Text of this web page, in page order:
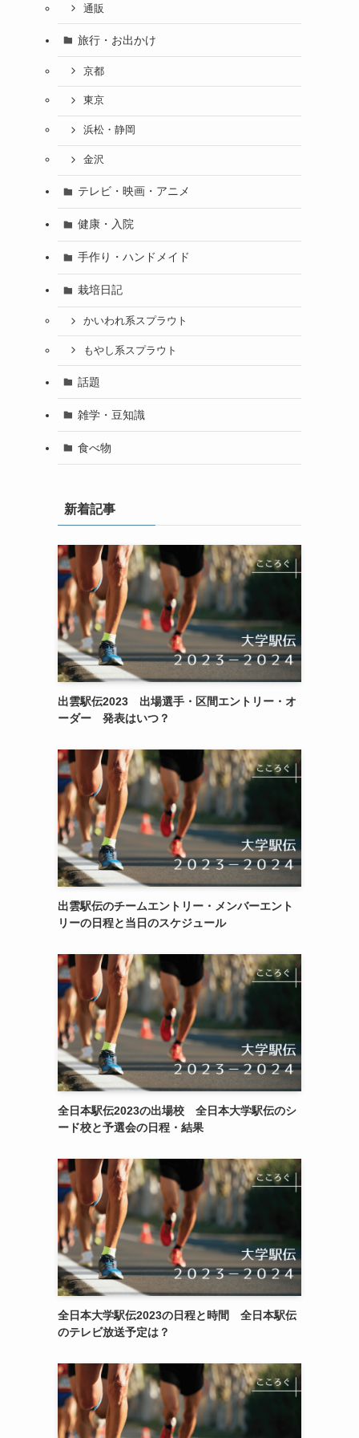
通販
旅行・お出かけ
京都
東京
浜松・静岡
金沢
テレビ・映画・アニメ
健康・入院
手作り・ハンドメイド
栽培日記
かいわれ系スプラウト
もやし系スプラウト
話題
雑学・豆知識
食べ物
新着記事
出雲駅伝2023 出場選手・区間エントリー・オ
ーダー 発表はいつ？
出雲駅伝のチームエントリー・メンバーエント
リーの日程と当日のスケジュール
全日本駅伝2023の出場校 全日本大学駅伝のシ
ード校と予選会の日程・結果
全日本大学駅伝2023の日程と時間 全日本駅伝
のテレビ放送予定は？